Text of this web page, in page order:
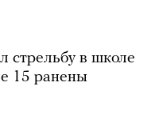
стрельбу в школе
15 ранены